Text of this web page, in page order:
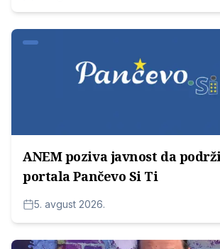
ANEM poziva javnost da
portala Pančevo Si Ti
5. avgust 2026.